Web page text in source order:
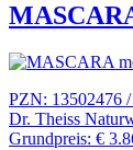
PZN: 13502476
Dr. Theiss
Grundpreis: €